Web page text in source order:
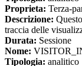
Proprieta: Terza-
Descrizione:
traccia delle
Durata: Sessione
Nome:
Tipologia: analitico